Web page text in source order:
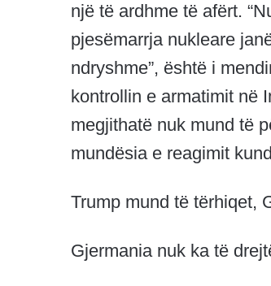
një të ardhme të afërt.
pjesëmarrja nukleare
ndryshme”, është i
kontrollin e armatimit në
megjithatë nuk mund të
mundësia e reagimit
Trump mund të tërhiqet,
Gjermania nuk ka të